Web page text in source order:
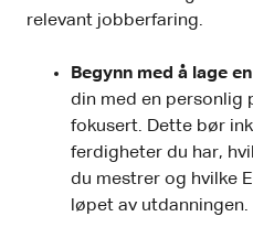
relevant jobberfaring.
Begynn med å lage
din med en personlig
fokusert. Dette bør
ferdigheter du har,
du mestrer og hvilke
løpet av utdanningen.